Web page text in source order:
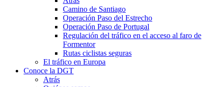
Camino de Santiago
Operación Paso del Estrecho
Operación Paso de Portugal
Regulación del tráfico en el acceso al faro de
Formentor
Rutas ciclistas seguras
El tráfico en Europa
Conoce la DGT
Atrás